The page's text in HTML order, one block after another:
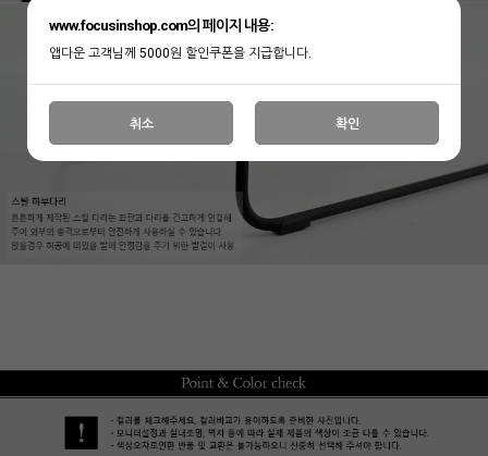
www.focusinshop.com의 페이지 내용:
앱다운 고객님께 5000원 할인쿠폰을 지급합니다.
취소 확인